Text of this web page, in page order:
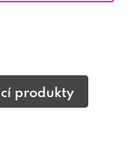
produkty